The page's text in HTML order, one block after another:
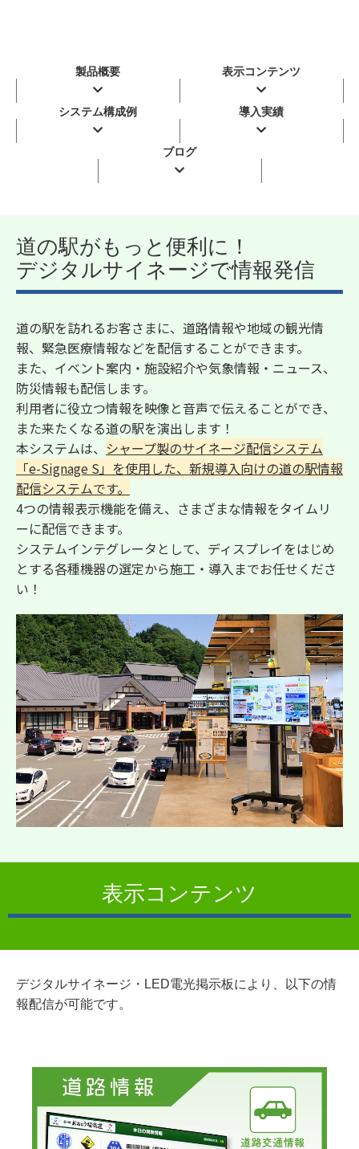
製品概要 表示コンテンツ
システム構成例 導入実績
ブログ
道の駅がもっと便利に！
デジタルサイネージで情報発信
道の駅を訪れるお客さまに、道路情報や地域の観光情
報、緊急医療情報などを配信することができます。
また、イベント案内・施設紹介や気象情報・ニュース、
防災情報も配信します。
利用者に役立つ情報を映像と音声で伝えることができ、
また来たくなる道の駅を演出します！
本システムは、 シャープ製のサイネージ配信システム
「e-Signage S」を使用した、新規導入向けの道の駅情報
配信システムです。
4つの情報表示機能を備え、さまざまな情報をタイムリ
ーに配信できます。
システムインテグレータとして、ディスプレイをはじめ
とする各種機器の選定から施工・導入までお任せくださ
い！
表示コンテンツ
デジタルサイネージ・LED電光掲示板により、以下の情
報配信が可能です。